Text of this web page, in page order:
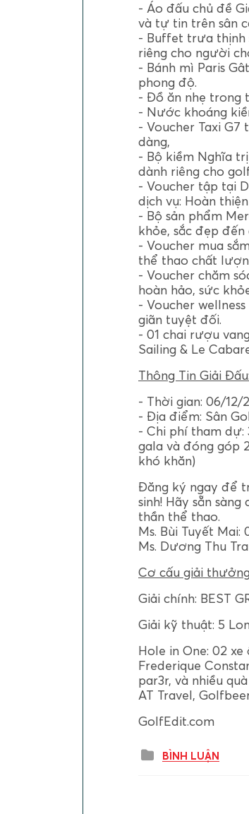
- Áo đấu chủ đề
và tự tin trên sân
- Buffet trưa thịnh
riêng cho người
- Bánh mì Paris
phong độ.
- Đồ ăn nhẹ trong
- Nước khoáng
- Voucher Taxi
dàng,
- Bộ kiềm Nghĩa
dành riêng cho
- Voucher tập tại
dịch vụ: Hoàn
- Bộ sản phẩm
khỏe, sắc đẹp
- Voucher mua
thể thao chất
- Voucher chăm
hoàn hảo, sức
- Voucher
giãn tuyệt đối.
- 01 chai rượu
Sailing & Le
Thông Tin Giải Đấu:
- Thời gian: 06/12/
- Địa điểm: Sân
- Chi phí tham dự:
gala và đóng góp
khó khăn)
Đăng ký ngay để
sinh! Hãy sẵn
thần thể thao.
Ms. Bùi Tuyết Mai:
Ms. Dương Thu
Cơ cấu giải
Giải chính: BEST
Giải kỹ thuật: 5
Hole in One: 02
Frederique
par3r, và nhiều
AT Travel,
GolfEdit.com
BÌNH LUẬN